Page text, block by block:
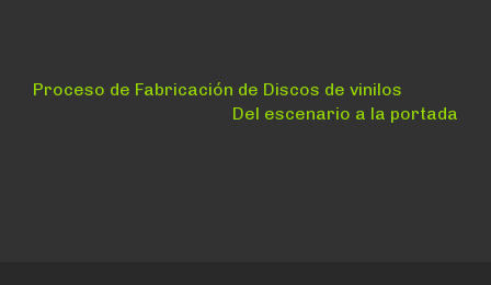
Navegación
Anterior:
Proceso de Fabricación de Discos de vinilos
Siguiente:
Del escenario a la portada